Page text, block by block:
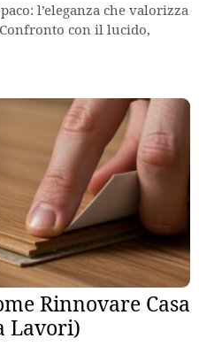
l’eleganza che valorizza
con il lucido,
Rinnovare Casa
Lavori)